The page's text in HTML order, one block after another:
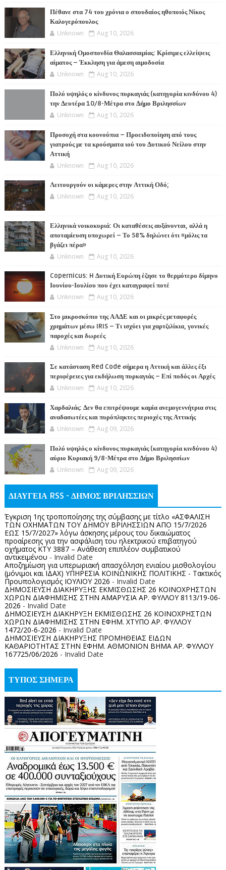
Πέθανε στα 74 του χρόνια ο σπουδαίος ηθοποιός Νίκος
Καλογερόπουλος
Unknown Aug 10, 2026
Ελληνική Ομοσπονδία Θαλασσαιμίας: Κρίσιμες ελλείψεις
αίματος – Έκκληση για άμεση αιμοδοσία
Unknown Aug 10, 2026
Πολύ υψηλός ο κίνδυνος πυρκαγιάς (κατηγορία κινδύνου 4)
την Δευτέρα 10/8-Μέτρα στο Δήμο Βριλησσίων
Unknown Aug 10, 2026
Προσοχή στα κουνούπια – Προειδοποίηση από τους
γιατρούς με τα κρούσματα ιού του Δυτικού Νείλου στην
Αττική
Unknown Aug 10, 2026
Λειτουργούν οι κάμερες στην Αττική Οδό;
Unknown Aug 10, 2026
Ελληνικά νοικοκυριά: Οι καταθέσεις αυξάνονται, αλλά η
αποταμίευση υποχωρεί – Το 58% δηλώνει ότι «μόλις τα
βγάζει πέρα»
Unknown Aug 10, 2026
Copernicus: H Δυτική Ευρώπη έζησε το θερμότερο δίμηνο
Ιουνίου-Ιουλίου που έχει καταγραφεί ποτέ
Unknown Aug 10, 2026
Στο μικροσκόπιο της ΑΑΔΕ και οι μικρές μεταφορές
χρημάτων μέσω IRIS – Τι ισχύει για χαρτζιλίκια, γονικές
παροχές και δωρεές
Unknown Aug 10, 2026
Σε κατάσταση Red Code σήμερα η Αττική και άλλες έξι
περιφέρειες για εκδήλωση πυρκαγιάς – Επί ποδός οι Αρχές
Unknown Aug 10, 2026
Χαρδαλιάς: Δεν θα επιτρέψουμε καμία ανεμογεννήτρια στις
αναδασωτέες και πυρόπληκτες περιοχές της Αττικής
Unknown Aug 09, 2026
Πολύ υψηλός ο κίνδυνος πυρκαγιάς (κατηγορία κινδύνου 4)
αύριο Κυριακή 9/8-Μέτρα στο Δήμο Βριλησσίων
Unknown Aug 09, 2026
ΔΙΑΥΓΕΙΑ RSS - ΔΗΜΟΣ ΒΡΙΛΗΣΣΙΩΝ
Έγκριση 1ης τροποποίησης της σύμβασης με τίτλο «ΑΣΦΑΛΙΣΗ
ΤΩΝ ΟΧΗΜΑΤΩΝ ΤΟΥ ΔΗΜΟΥ ΒΡΙΛΗΣΣΙΩΝ ΑΠΟ 15/7/2026
ΕΩΣ 15/7/2027» λόγω άσκησης μέρους του δικαιώματος
προαίρεσης για την ασφάλιση του ηλεκτρικού επιβατηγού
οχήματος ΚΤΥ 3887 – Ανάθεση επιπλέον συμβατικού
αντικειμένου - Invalid Date
Αποζημίωση για υπερωριακή απασχόληση ενιαίου μισθολογίου
(μόνιμοι και ΙΔΑΧ) ΥΠΗΡΕΣΙΑ ΚΟΙΝΩΝΙΚΗΣ ΠΟΛΙΤΙΚΗΣ - Τακτικός
Προυπολογισμός ΙΟΥΛΙΟΥ 2026 - Invalid Date
ΔΗΜΟΣΙΕΥΣΗ ΔΙΑΚΗΡΥΞΗΣ ΕΚΜΙΣΘΩΣΗΣ 26 ΚΟΙΝΟΧΡΗΣΤΩΝ
ΧΩΡΩΝ ΔΙΑΦΗΜΙΣΗΣ ΣΤΗΝ ΑΜΑΡΥΣΙΑ ΑΡ. ΦΥΛΛΟΥ 8113/19-06-
2026 - Invalid Date
ΔΗΜΟΣΙΕΥΣΗ ΔΙΑΚΗΡΥΞΗ ΕΚΜΙΣΘΩΣΗΣ 26 ΚΟΙΝΟΧΡΗΣΤΩΝ
ΧΩΡΩΝ ΔΙΑΦΗΜΙΣΗΣ ΣΤΗΝ ΕΦΗΜ. ΧΤΥΠΟ ΑΡ. ΦΥΛΛΟΥ
1472/20-6-2026 - Invalid Date
ΔΗΜΟΣΙΕΥΣΗ ΔΙΑΚΗΡΥΞΗΣ ΠΡΟΜΗΘΕΙΑΣ ΕΙΔΩΝ
ΚΑΘΑΡΙΟΤΗΤΑΣ ΣΤΗΝ ΕΦΗΜ. ΑΘΜΟΝΙΟΝ ΒΗΜΑ ΑΡ. ΦΥΛΛΟΥ
167725/06/2026 - Invalid Date
ΤΥΠΟΣ ΣΗΜΕΡΑ